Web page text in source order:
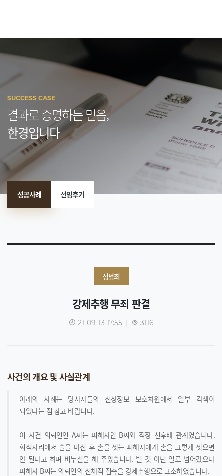
SUCCESS CASE
결과로 증명하는 믿음,
한경입니다
성공사례 선임후기
성범죄
강제추행 무죄 판결
21-09-13 17:55 | 3116
사건의 개요 및 사실관계
아래의 사례는 당사자들의 신상정보 보호차원에서 일부 각색이
되었다는 점 참고 바랍니다.
이 사건 의뢰인인 A씨는 피해자인 B씨와 직장 선후배 관계였습니다.
회식자리에서 술을 마신 후 손을 씻는 피해자에게 손을 그렇게 씻으면
안 된다고 하며 비누칠을 해 주었습니다. 별 것 아닌 일로 넘어갔으나
피해자 B씨는 의뢰인의 신체적 접촉을 강제추행으로 고소하였습니다.